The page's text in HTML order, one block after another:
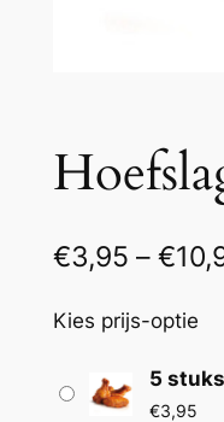
€3,95 – €
Kies prijs-optie
5 stuks
€3,95